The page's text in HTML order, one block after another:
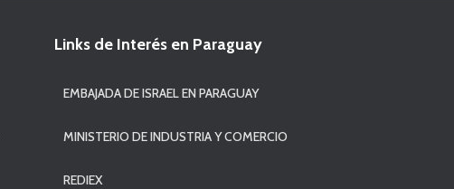
Links de Interés en Paraguay
EMBAJADA DE ISRAEL EN PARAGUAY
MINISTERIO DE INDUSTRIA Y COMERCIO
REDIEX